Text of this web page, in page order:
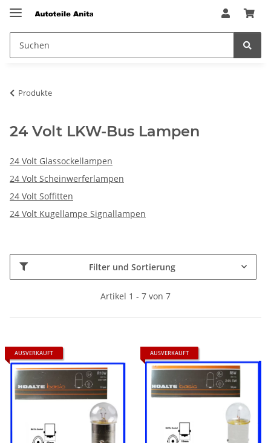
Produkte
24 Volt LKW-Bus Lampen
24 Volt Glassockellampen
24 Volt Scheinwerferlampen
24 Volt Soffitten
24 Volt Kugellampe Signallampen
Filter und Sortierung
Artikel 1 - 7 von 7
AUSVERKAUFT AUSVERKAUFT